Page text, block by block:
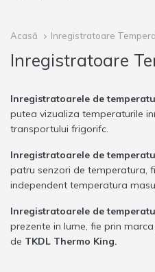
Acasă Inregistratoare
Inregistratoare
Inregistratoarele de
putea vizualiza temperaturile
transportului frigorifc.
Inregistratoarele de
patru senzori de temperatura,
independent temperatura
Inregistratoarele de
prezente in lume, fie prin
de TKDL Thermo King.